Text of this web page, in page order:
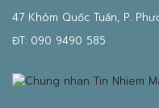
47 Khóm Quốc Tuấn, P.
ĐT: 090 9490 585